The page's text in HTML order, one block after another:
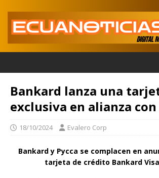
Bankard lanza una
exclusiva en alianza con
18/10/2024 Evalero Corp
Bankard y Pycca se complacen en
tarjeta de crédito Bankard